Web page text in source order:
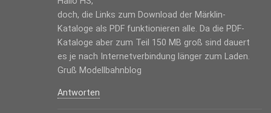
doch, die Links zum Download der Märklin-
Kataloge als PDF funktionieren alle. Da die PDF-
Kataloge aber zum Teil 150 MB groß sind dauert
es je nach Internetverbindung länger zum Laden.
Gruß Modellbahnblog
Antworten